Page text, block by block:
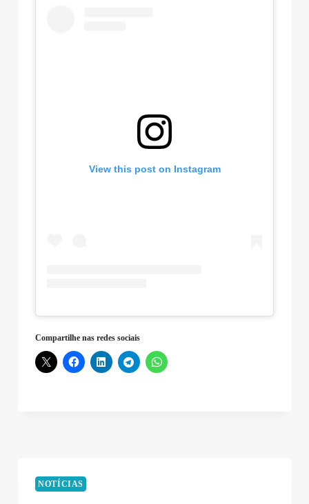
View this post on Instagram
Compartilhe nas redes sociais
NOTÍCIAS